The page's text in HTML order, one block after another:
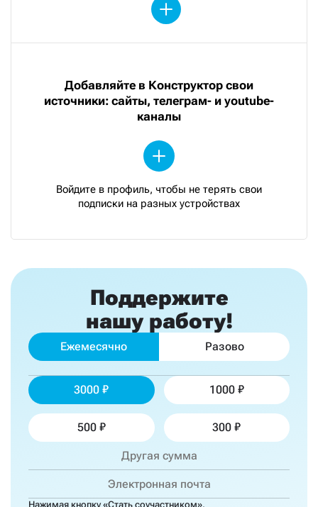
Добавляйте в Конструктор свои
источники: сайты, телеграм- и youtube-
каналы
Войдите в профиль, чтобы не терять свои
подписки на разных устройствах
Поддержите
нашу работу!
Ежемесячно Разово
3000 1000
500 300
Нажимая кнопку «Стать соучастником»,